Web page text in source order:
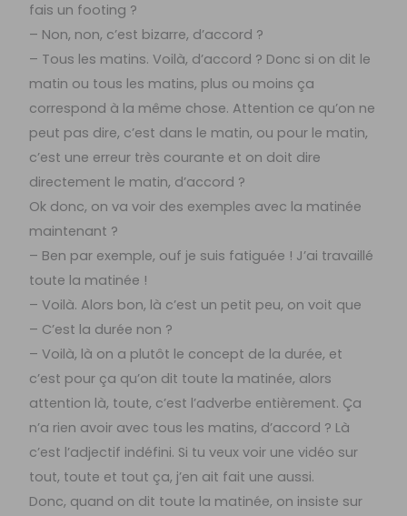
fais un footing ?
– Non, non, c’est bizarre, d’accord ?
– Tous les matins. Voilà, d’accord ? Donc si on dit le
matin ou tous les matins, plus ou moins ça
correspond à la même chose. Attention ce qu’on ne
peut pas dire, c’est dans le matin, ou pour le matin,
c’est une erreur très courante et on doit dire
directement le matin, d’accord ?
Ok donc, on va voir des exemples avec la matinée
maintenant ?
– Ben par exemple, ouf je suis fatiguée ! J’ai travaillé
toute la matinée !
– Voilà. Alors bon, là c’est un petit peu, on voit que
– C’est la durée non ?
– Voilà, là on a plutôt le concept de la durée, et
c’est pour ça qu’on dit toute la matinée, alors
attention là, toute, c’est l’adverbe entièrement. Ça
n’a rien avoir avec tous les matins, d’accord ? Là
c’est l’adjectif indéfini. Si tu veux voir une vidéo sur
tout, toute et tout ça, j’en ait fait une aussi.
Donc, quand on dit toute la matinée, on insiste sur